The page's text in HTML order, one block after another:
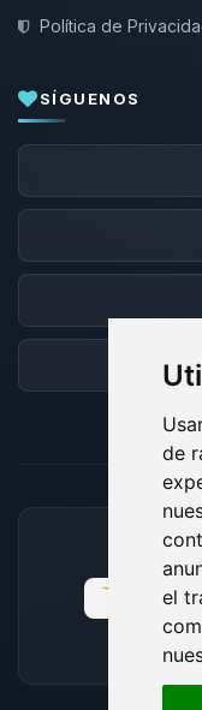
de
el
Política de
SÍGUENOS